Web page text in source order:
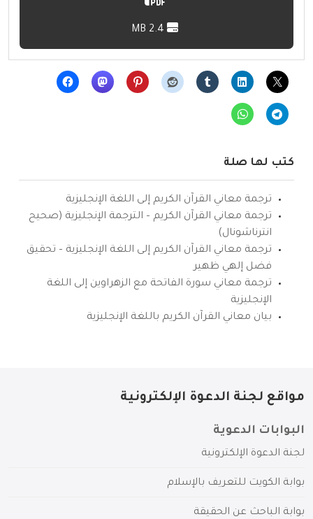
كتب لها صلة
ترجمة معاني القرآن الكريم إلى اللغة الإنجليزية
ترجمة معاني القرآن الكريم – الترجمة الإنجليزية (صحيح
انترناشونال)
ترجمة معاني القرآن الكريم إلى اللغة الإنجليزية – تحقيق
فضل إلهي ظهير
ترجمة معاني سورة الفاتحة مع الزهراوين إلى اللغة
الإنجليزية
بيان معاني القرآن الكريم باللغة الإنجليزية
مواقع لجنة الدعوة الإلكترونية
البوابات الدعوية
لجنة الدعوة الإلكترونية
بوابة الكويت للتعريف بالإسلام
بوابة الباحث عن الحقيقة